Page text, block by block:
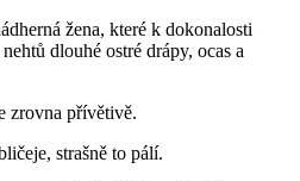
žena, které k dokonalosti
dlouhé ostré drápy, ocas a
zrovna přívětivě.
strašně to pálí.